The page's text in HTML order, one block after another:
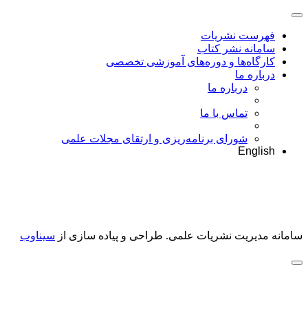
فهرست نشریات
سامانه نشر کتاب
کارگاه‌ها و دوره‌های آموزشی تخصصی
درباره ما
درباره ما
تماس با ما
شورای برنامه‌ریزی و ارتقای مجلات علمی
English
سامانه مدیریت نشریات علمی. طراحی و پیاده سازی از سیناوب